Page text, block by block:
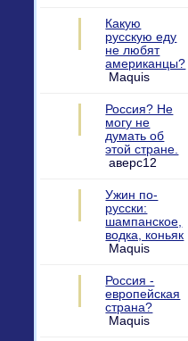
Какую
русскую еду
не любят
американцы?
Maquis
Россия? Не
могу не
думать об
этой стране.
аверс12
Ужин по-
русски:
шампанское,
водка, коньяк
Maquis
Россия -
европейская
страна?
Maquis